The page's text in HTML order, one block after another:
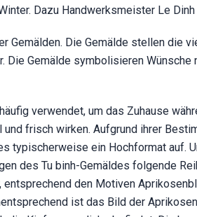
Dazu Handwerksmeister Le Dinh
Gemälden. Die Gemälde stellen die
Die Gemälde symbolisieren
verwendet, um das Zuhause
frisch wirken. Aufgrund ihrer
typischerweise ein Hochformat auf.
des Tu binh-Gemäldes folgende
entsprechend den Motiven
ist das Bild der